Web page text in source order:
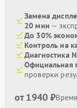
Замена
20 мин —
До 30%
Контроль на
Диагностика
Официальная
проверки
от 1940 ₽